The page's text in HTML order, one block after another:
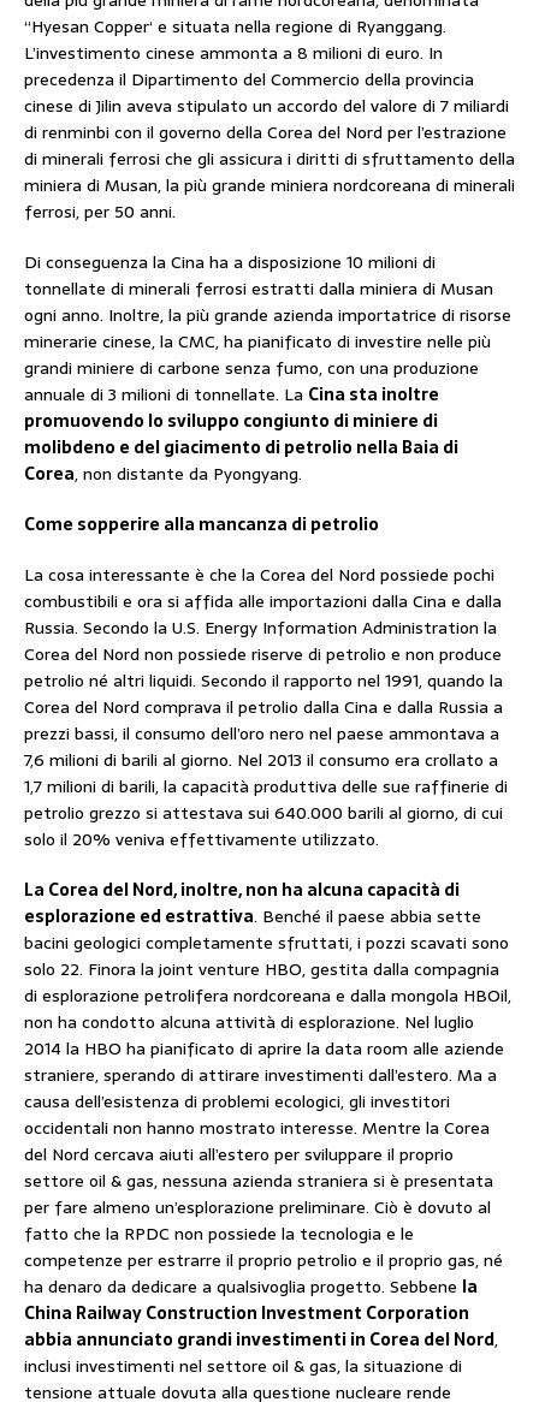
“Hyesan Copper‘ e situata nella regione di Ryanggang.
L’investimento cinese ammonta a 8 milioni di euro. In
precedenza il Dipartimento del Commercio della provincia
cinese di Jilin aveva stipulato un accordo del valore di 7 miliardi
di renminbi con il governo della Corea del Nord per l’estrazione
di minerali ferrosi che gli assicura i diritti di sfruttamento della
miniera di Musan, la più grande miniera nordcoreana di minerali
ferrosi, per 50 anni.
Di conseguenza la Cina ha a disposizione 10 milioni di
tonnellate di minerali ferrosi estratti dalla miniera di Musan
ogni anno. Inoltre, la più grande azienda importatrice di risorse
minerarie cinese, la CMC, ha pianificato di investire nelle più
grandi miniere di carbone senza fumo, con una produzione
annuale di 3 milioni di tonnellate. La Cina sta inoltre
promuovendo lo sviluppo congiunto di miniere di
molibdeno e del giacimento di petrolio nella Baia di
Corea, non distante da Pyongyang.
Come sopperire alla mancanza di petrolio
La cosa interessante è che la Corea del Nord possiede pochi
combustibili e ora si affida alle importazioni dalla Cina e dalla
Russia. Secondo la U.S. Energy Information Administration la
Corea del Nord non possiede riserve di petrolio e non produce
petrolio né altri liquidi. Secondo il rapporto nel 1991, quando la
Corea del Nord comprava il petrolio dalla Cina e dalla Russia a
prezzi bassi, il consumo dell’oro nero nel paese ammontava a
7,6 milioni di barili al giorno. Nel 2013 il consumo era crollato a
1,7 milioni di barili, la capacità produttiva delle sue raffinerie di
petrolio grezzo si attestava sui 640.000 barili al giorno, di cui
solo il 20% veniva effettivamente utilizzato.
La Corea del Nord, inoltre, non ha alcuna capacità di
esplorazione ed estrattiva. Benché il paese abbia sette
bacini geologici completamente sfruttati, i pozzi scavati sono
solo 22. Finora la joint venture HBO, gestita dalla compagnia
di esplorazione petrolifera nordcoreana e dalla mongola HBOil,
non ha condotto alcuna attività di esplorazione. Nel luglio
2014 la HBO ha pianificato di aprire la data room alle aziende
straniere, sperando di attirare investimenti dall’estero. Ma a
causa dell’esistenza di problemi ecologici, gli investitori
occidentali non hanno mostrato interesse. Mentre la Corea
del Nord cercava aiuti all’estero per sviluppare il proprio
settore oil & gas, nessuna azienda straniera si è presentata
per fare almeno un’esplorazione preliminare. Ciò è dovuto al
fatto che la RPDC non possiede la tecnologia e le
competenze per estrarre il proprio petrolio e il proprio gas, né
ha denaro da dedicare a qualsivoglia progetto. Sebbene la
China Railway Construction Investment Corporation
abbia annunciato grandi investimenti in Corea del Nord,
inclusi investimenti nel settore oil & gas, la situazione di
tensione attuale dovuta alla questione nucleare rende